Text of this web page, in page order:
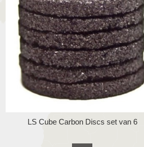
LS Cube Carbon Discs set van 6